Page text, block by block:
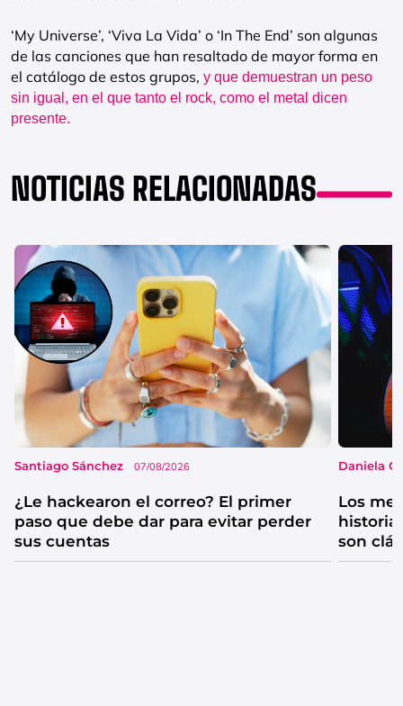
‘My Universe’, ‘Viva La Vida’ o ‘In The End’ son algunas
de las canciones que han resaltado de mayor forma en
el catálogo de estos grupos, y que demuestran un peso
sin igual, en el que tanto el rock, como el metal dicen
presente.
NOTICIAS RELACIONADAS
Santiago Sánchez 07/08/2026
¿Le hackearon el correo? El primer
paso que debe dar para evitar perder
sus cuentas
Daniela
Los
historia
son